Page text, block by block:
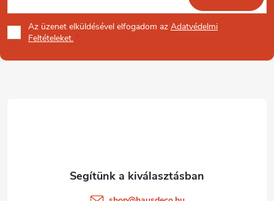
á
b
Az üzenet elküldésével elfogadom az Adatvédelmi
Feltételeket.